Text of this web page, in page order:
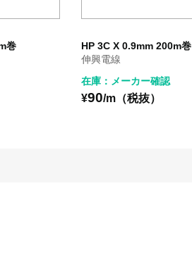
巻
HP 3C X 0.9mm 200m巻
伸興電線
在庫：メーカー確認
¥90/m（税抜）